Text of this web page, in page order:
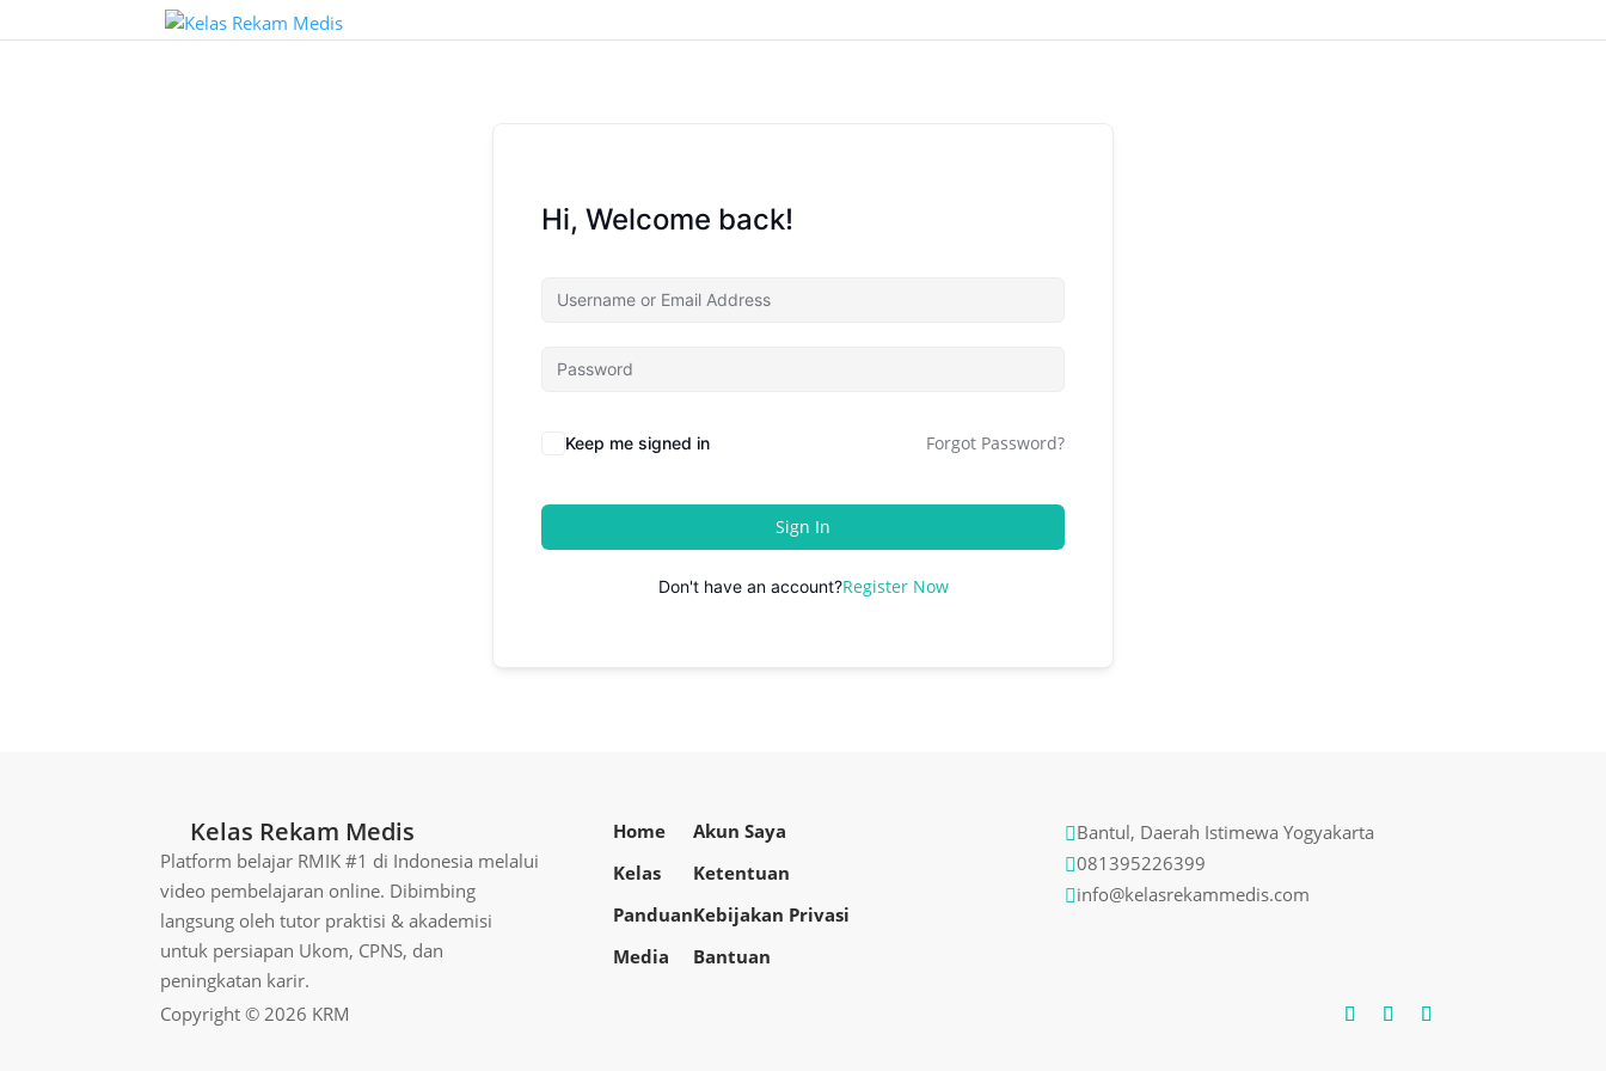
Hi, Welcome back!
Keep me signed in Forgot Password?
Sign In
Don't have an account?Register Now
Kelas Rekam Medis
Platform belajar RMIK #1 di Indonesia melalui
video pembelajaran online. Dibimbing
langsung oleh tutor praktisi & akademisi
untuk persiapan Ukom, CPNS, dan
peningkatan karir.
Home
Kelas
Panduan
Media
Akun Saya
Ketentuan
Kebijakan Privasi
Bantuan
Bantul, Daerah Istimewa Yogyakarta
081395226399
info@kelasrekammedis.com
Copyright © 2026 KRM